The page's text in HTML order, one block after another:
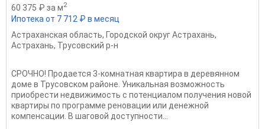
60 375 ₽ за м2
Ипотека от 7 712 ₽ в месяц
Астраханская область, Городской округ Астрахань,
Астрахань, Трусовский р-н
СРОЧНО! Продается 3-комнатная квартира в деревянном
доме в Трусовском районе. Уникальная возможность
приобрести недвижимость с потенциалом получения новой
квартиры по программе реновации или денежной
компенсации. В шаговой доступности...